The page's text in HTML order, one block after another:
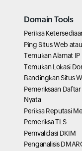
Domain Tools
Periksa
Ping Situs Web
Temukan Alamat IP
Temukan Lokasi
Bandingkan Situs
Pemeriksaan
Nyata
Periksa Reputasi
Pemeriksa TLS
Pemvalidasi DKIM
Penganalisis